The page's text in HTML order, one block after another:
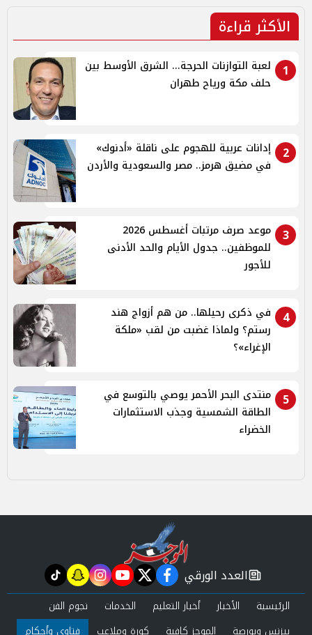
الأكثر قراءة
1
لعبة التوازنات الحرجة... الشرق الأوسط بين
حلف مكة ورياح طهران
2
إدانات عربية للهجوم على ناقلة «أدنوك»
في مضيق هرمز.. مصر والسعودية والأردن
3
موعد صرف مرتبات أغسطس 2026
للموظفين.. جدول الأيام والحد الأدنى
للأجور
4
في ذكرى رحيلها.. من هم أزواج هند
رستم؟ ولماذا غضبت من لقب «ملكة
الإغراء»؟
5
منتدى البحر الأحمر يوصي بالتوسع في
الطاقة الشمسية وجذب الاستثمارات
الخضراء
newspaper
العدد الورقي facebook
twitter
youtube
instagram
snapchat
tiktok
الرئيسية الأخبار أخبار التعليم الخدمات
نجوم الفن